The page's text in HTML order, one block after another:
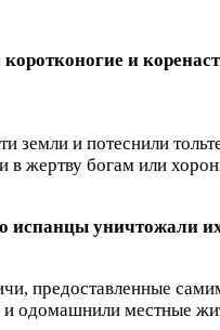
и
и потеснили
в жертву богам или
испанцы уничтожали
предоставленные
одомашнили местные